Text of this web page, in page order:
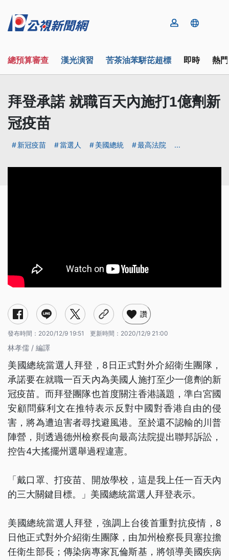
總預算審查 漢光演習 苦茶油苯駢芘超標 即時 熱
拜登承諾 就職百天內施打1億劑新
冠疫苗
新冠疫苗 當選人 美國總統 最高法院 ...
讚
發布時間： 2020/12/9 19:51 更新時間： 2020/12/9 21:00
林孝儒 / 編譯
美國總統當選人拜登，8日正式對外介紹衛生團隊，
承諾要在就職一百天內為美國人施打至少一億劑的新
冠疫苗。而拜登團隊也首度關注香港議題，準白宮國
安顧問蘇利文在推特表示反對中國對香港自由的侵
害，將為遭迫害者尋找避風港。至於還不認輸的川普
陣營，則透過德州檢察長向最高法院提出聯邦訴訟，
控告4大搖擺州選舉過程違憲。
「戴口罩、打疫苗、開放學校，這是我上任一百天內
的三大關鍵目標。」美國總統當選人拜登表示。
美國總統當選人拜登，強調上台後首重對抗疫情，8
日他正式對外介紹衛生團隊，由加州檢察長貝塞拉擔
任衛生部長；傳染病專家瓦倫斯基，將領導美國疾病